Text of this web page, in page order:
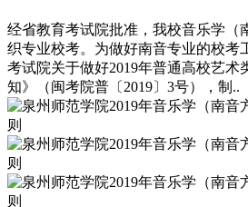
经省教育考试院批准，我校音乐学（
织专业校考。为做好南音专业的校考
考试院关于做好2019年普通高校艺术
知》（闽考院普〔2019〕3号），制..